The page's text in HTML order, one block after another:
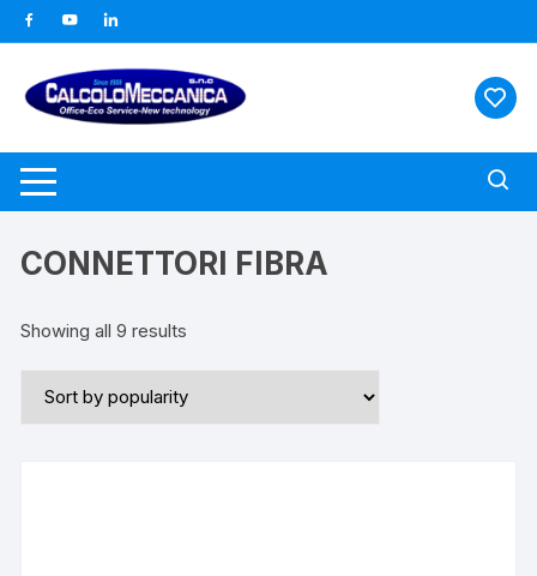
al
contenuto
CONNETTORI FIBRA
Showing all 9 results